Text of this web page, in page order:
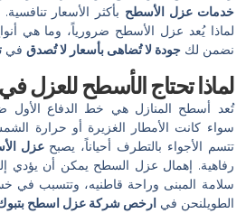
خدمات عزل الأسطح بأكثر الأسعار
لماذا يُعد عزل الأسطح ضرورياً، وما هي
نضمن لكجودة لا تُضاهى بأسعار لا تُصدق في
لماذا تحتاج الأسطح للعزل
تُعد أسطح المنازل هي خط الدفاع الأول ضد
سواء كانت الأمطار الغزيرة أو حرارة
تتسم الأجواء بالتطرف أحياناً، يصبحعزل
رفاهية. إهمال عزل السطح يمكن أن يؤدي
سلامة المبنى وراحة قاطنيه، وتتسبب في
الطويلنحن فيارخص شركة عزل اسطح